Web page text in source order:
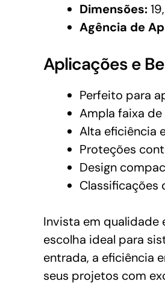
Dimensões:
Agência de
Aplicações e
Perfeito para
Ampla faixa
Alta eficiência
Proteções
Design
Classificações
Invista em qualidade
escolha ideal para
entrada, a eficiência
seus projetos com